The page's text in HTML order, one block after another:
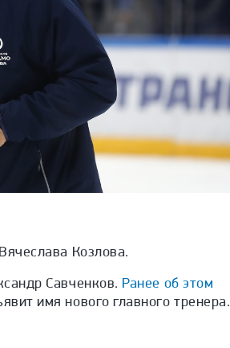
Козлова.
Савченков. Ранее об этом
имя нового главного тренера.